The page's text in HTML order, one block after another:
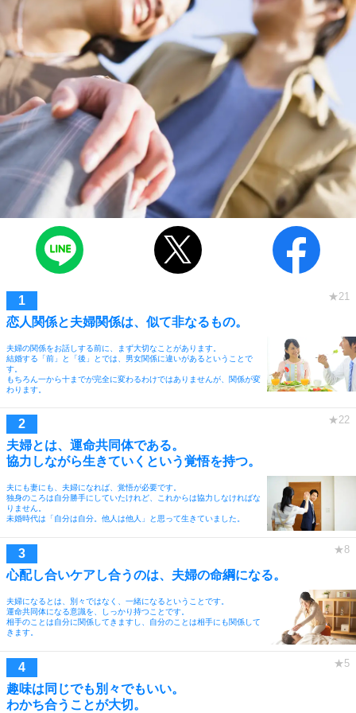
恋人関係と夫婦関係は、似て非なるもの。
夫婦の関係をお話しする前に、まず大切なことがあります。
結婚する「前」と「後」とでは、男女関係に違いがあるということで
す。
もちろん一から十までが完全に変わるわけではありませんが、関係が変
わります。
夫婦とは、運命共同体である。
協力しながら生きていくという覚悟を持つ。
夫にも妻にも、夫婦になれば、覚悟が必要です。
独身のころは自分勝手にしていたけれど、これからは協力しなければな
りません。
未婚時代は「自分は自分。他人は他人」と思って生きていました。
心配し合いケアし合うのは、夫婦の命綱になる。
夫婦になるとは、別々ではなく、一緒になるということです。
運命共同体になる意識を、しっかり持つことです。
相手のことは自分に関係してきますし、自分のことは相手にも関係して
きます。
趣味は同じでも別々でもいい。
わかち合うことが大切。